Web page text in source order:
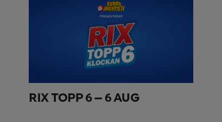
RIX TOPP 6 – 6 AUG